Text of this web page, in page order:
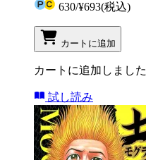
630/¥693(税込)
カートに追加
カートに追加しました
試し読み